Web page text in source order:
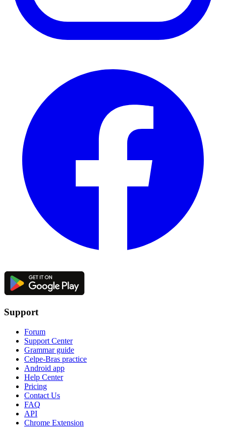
Support
Forum
Support Center
Grammar guide
Celpe-Bras practice
Android app
Help Center
Pricing
Contact Us
FAQ
API
Chrome Extension